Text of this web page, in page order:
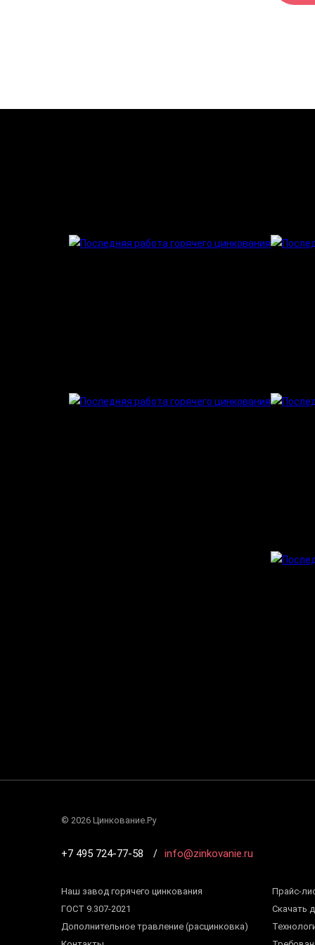
© 2026 Цинкование.Ру
+7 495 724-77-58 info@zinkovanie.ru
Наш завод горячего цинкования
ГОСТ 9.307-2021
Дополнительное травление (расцинковка)
Прайс-
Скачать